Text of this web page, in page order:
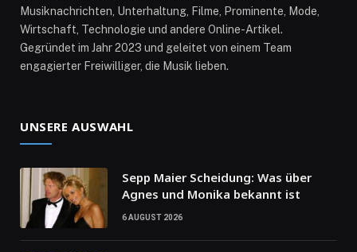
Musiknachrichten, Unterhaltung, Filme, Prominente, Mode,
Wirtschaft, Technologie und andere Online-Artikel.
Gegründet im Jahr 2023 und geleitet von einem Team
engagierter Freiwilliger, die Musik lieben.
UNSERE AUSWAHL
Sepp Maier Scheidung: Was über
Agnes und Monika bekannt ist
6 AUGUST 2026